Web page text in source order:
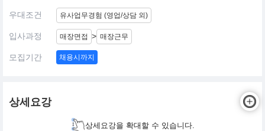
우대조건 유사업무경험 (영업/상담 외)
입사과정 매장면접 > 매장근무
모집기간 채용시까지
상세요강
상세요강을 확대할 수 있습니다.